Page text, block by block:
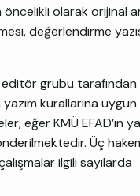
olarak orijinal
değerlendirme
editör grubu
kurallarına uygun
KMÜ EFAD’ın
Üç
ilgili sayılarda